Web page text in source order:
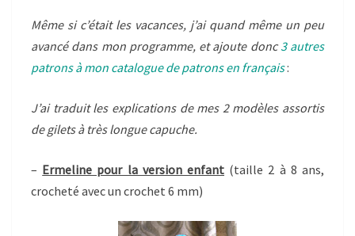
MINI-
ROSELETTE
Même si c’était les vacances, j’ai quand même un peu
avancé dans mon programme, et ajoute donc3 autres
patrons à mon catalogue de patrons en français:
J’ai traduit les explications de mes 2 modèles assortis
de gilets à très longue capuche.
– Ermeline pour la version enfant (taille 2 à 8 ans,
crocheté avec un crochet 6 mm)